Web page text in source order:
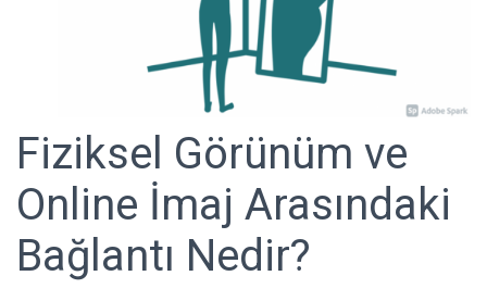
Fiziksel Görünüm ve
Online İmaj Arasındaki
Bağlantı Nedir?